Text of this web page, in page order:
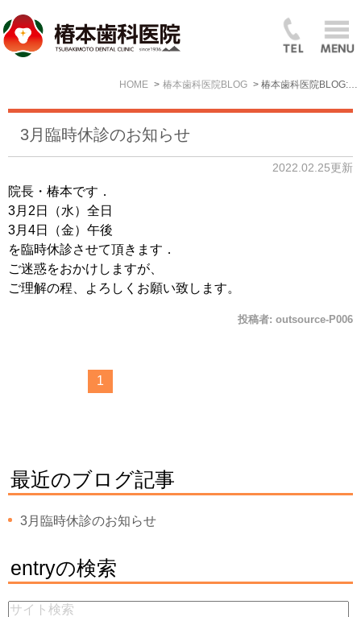
HOME 椿本歯科医院BLOG
3月臨時休診のお知らせ
2022.02.25更新
院長・椿本です．
3月2日（水）全日
3月4日（金）午後
を臨時休診させて頂きます．
ご迷惑をおかけしますが、
ご理解の程、よろしくお願い致します。
投稿者: outsource-P006
1
最近のブログ記事
3月臨時休診のお知らせ
entryの検索